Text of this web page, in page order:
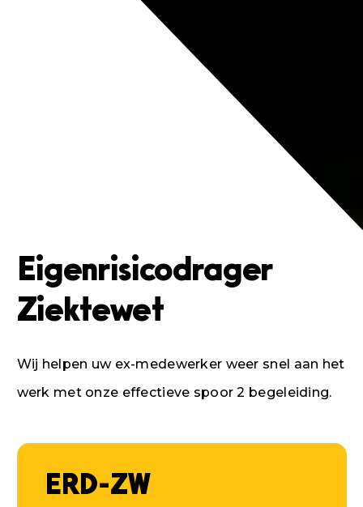
Eigenrisicodrager
Ziektewet
Wij helpen uw ex-medewerker weer snel aan het
werk met onze effectieve spoor 2 begeleiding.
ERD-ZW